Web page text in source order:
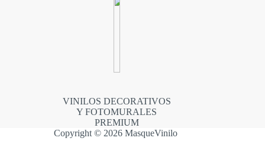
VINILOS DECORATIVOS
Y FOTOMURALES
PREMIUM
Copyright © 2026 MasqueVinilo